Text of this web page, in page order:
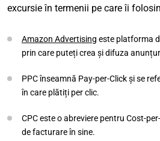
excursie în termenii pe care îi
Amazon Advertising este platforma
prin care puteți crea și difuza
PPC înseamnă Pay-per-Click și se
în care plătiți per clic.
CPC este o abreviere pentru Cost-
de facturare în sine.